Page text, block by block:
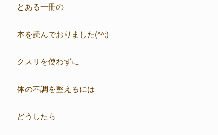
とある一冊の
本を読んでおりました(^^;)
クスリを使わずに
体の不調を整えるには
どうしたら